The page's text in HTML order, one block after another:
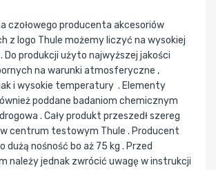
czołowego producenta akcesoriów
z logo Thule możemy liczyć na wysokiej
Do produkcji użyto najwyższej jakości
na warunki atmosferyczne ,
i wysokie temperatury . Elementy
poddane badaniom chemicznym
. Cały produkt przeszedł szereg
centrum testowym Thule . Producent
dużą nośność bo aż 75 kg . Przed
należy jednak zwrócić uwagę w instrukcji